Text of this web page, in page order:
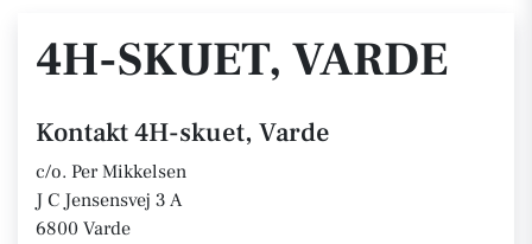
4H-SKUET, VARDE
Kontakt 4H-skuet, Varde
c/o. Per Mikkelsen
J C Jensensvej 3 A
6800 Varde